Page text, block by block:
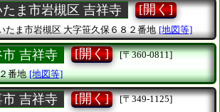
ま市岩槻区 吉祥寺 [開く]
たま市岩槻区 大字笹久保６８２番地 [地図等]
吉祥寺 [開く]
[〒360-0811]
番地 [地図等]
吉祥寺 [開く]
[〒349-1125]